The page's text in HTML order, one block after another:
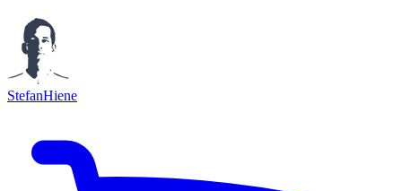
StefanHiene